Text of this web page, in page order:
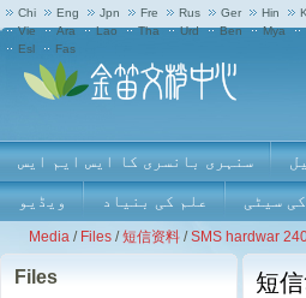
Chi Eng Jpn Fre Rus Ger Hin
Vie
Ara Lao Tha Urd Ben Mya
Esl
Fas
سنہری بانسری کا ایس ایم ایس
ویڈیو علم کی بنیاد سیٹی
Media / Files / 短信资料 /
Files 短